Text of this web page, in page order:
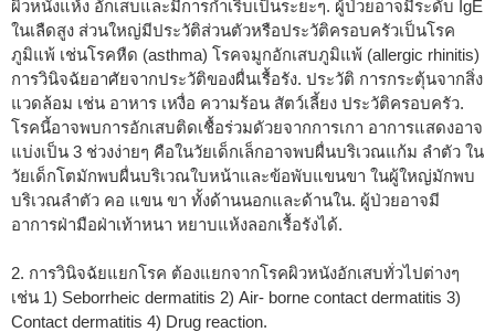
ผิวหนังแห้ง อักเสบและมีการกำเริบเป็นระยะๆ. ผู้ป่วยอาจมีระดับ IgE
ในเลืดสูง ส่วนใหญ่มีประวัติส่วนตัวหรือประวัติครอบครัวเป็นโรค
ภูมิแพ้ เช่นโรคหืด (asthma) โรคจมูกอักเสบภูมิแพ้ (allergic rhinitis)
การวินิจฉัยอาศัยจากประวัติของผื่นเรื้อรัง. ประวัติ การกระตุ้นจากสิ่ง
แวดล้อม เช่น อาหาร เหงื่อ ความร้อน สัตว์เลี้ยง ประวัติครอบครัว.
โรคนี้อาจพบการอักเสบติดเชื้อร่วมดัวยจากการเกา อาการแสดงอาจ
แบ่งเป็น 3 ช่วงง่ายๆ คือในวัยเด็กเล็กอาจพบผื่นบริเวณแก้ม ลำตัว ใน
วัยเด็กโตมักพบผื่นบริเวณใบหน้าและข้อพับแขนขา ในผู้ใหญ่มักพบ
บริเวณลำตัว คอ แขน ขา ทั้งด้านนอกและด้านใน. ผู้ป่วยอาจมี
อาการฝ่ามือฝ่าเท้าหนา หยาบแห้งลอกเรื้อรังได้.
2. การวินิจฉัยแยกโรค ต้องแยกจากโรคผิวหนังอักเสบทั่วไปต่างๆ
เช่น 1) Seborrheic dermatitis 2) Air- borne contact dermatitis 3)
Contact dermatitis 4) Drug reaction.